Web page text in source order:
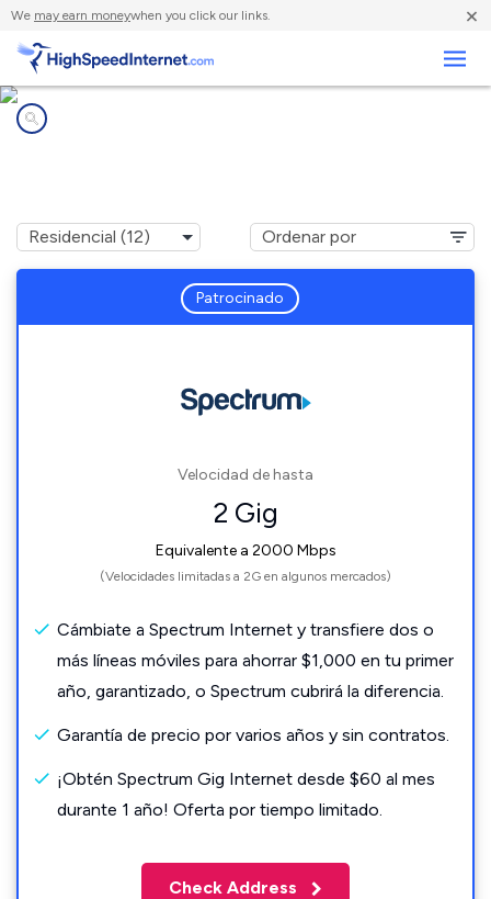
We may earn moneywhen you click our links. ×
Patrocinado
Velocidad de hasta
2 Gig
Equivalente a 2000 Mbps
(Velocidades limitadas a 2G en algunos mercados)
Cámbiate a Spectrum Internet y transfiere dos o
más líneas móviles para ahorrar $1,000 en tu primer
año, garantizado, o Spectrum cubrirá la diferencia.
Garantía de precio por varios años y sin contratos.
¡Obtén Spectrum Gig Internet desde $60 al mes
durante 1 año! Oferta por tiempo limitado.
Check Address